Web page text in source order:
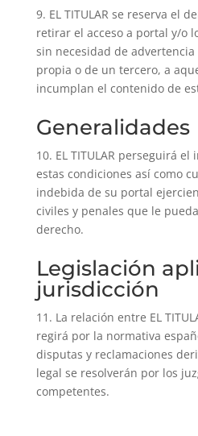
9. EL TITULAR se reserva el
retirar el acceso a portal y/o
sin necesidad de
propia o de un tercero, a
incumplan el contenido de
Generalidades
10. EL TITULAR perseguirá
estas condiciones así como
indebida de su portal
civiles y penales que le
derecho.
Legislación
jurisdicción
11. La relación entre EL
regirá por la normativa
disputas y reclamaciones
legal se resolverán por los
competentes.